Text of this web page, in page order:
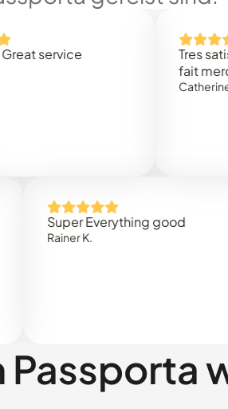
Tres satisfaite
fait merci
Catherine W.
Super Everything good
Rainer K.
Passporta